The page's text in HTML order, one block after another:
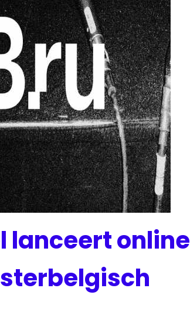
lanceert online